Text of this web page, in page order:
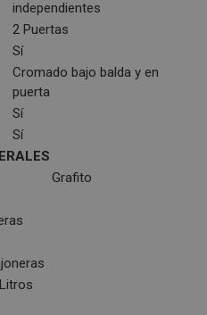
independientes
2 Puertas
Sí
Cromado bajo balda y en
puerta
Sí
Sí
Grafito